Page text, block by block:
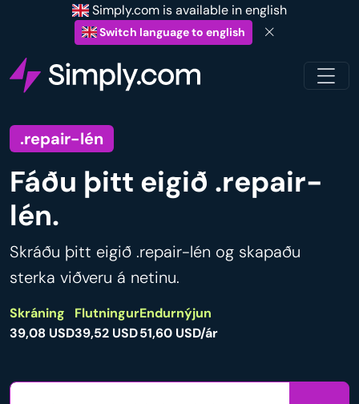
Simply.com is available in english
Switch language to english
.repair-lén
Fáðu þitt eigið .repair-
lén.
Skráðu þitt eigið .repair-lén og skapaðu
sterka viðveru á netinu.
Skráning
39,08 USD
Flutningur
39,52 USD
Endurnýjun
51,60 USD/ár